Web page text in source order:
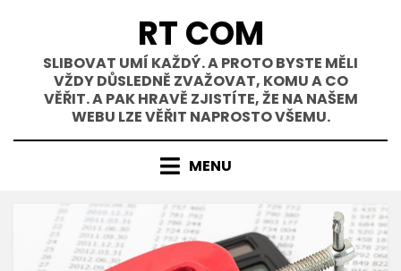
obsahu
RT COM
SLIBOVAT UMÍ KAŽDÝ. A PROTO BYSTE MĚLI
VŽDY DŮSLEDNĚ ZVAŽOVAT, KOMU A CO
VĚŘIT. A PAK HRAVĚ ZJISTÍTE, ŽE NA NAŠEM
WEBU LZE VĚŘIT NAPROSTO VŠEMU.
MENU